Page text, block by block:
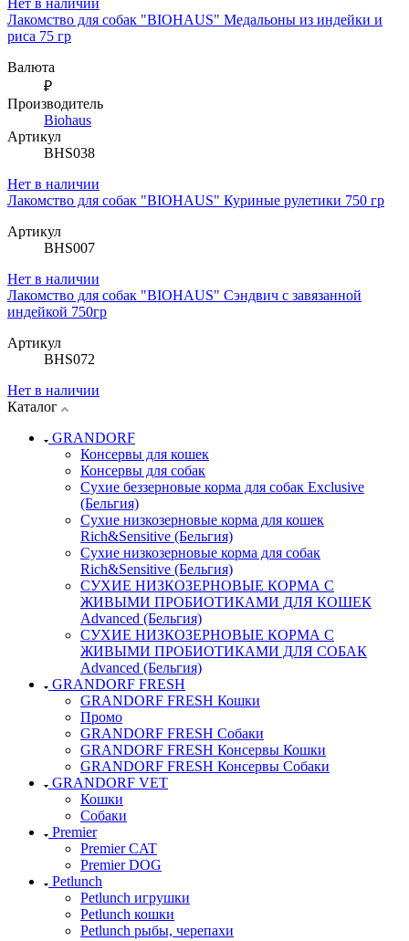
Нет в наличии
Лакомство для собак "BIOHAUS" Медальоны из индейки и
риса 75 гр
Валюта
₽
Производитель
Biohaus
Артикул
BHS038
Нет в наличии
Лакомство для собак "BIOHAUS" Куриные рулетики 750 гр
Артикул
BHS007
Нет в наличии
Лакомство для собак "BIOHAUS" Сэндвич с завязанной
индейкой 750гр
Артикул
BHS072
Нет в наличии
Каталог
GRANDORF
Консервы для кошек
Консервы для собак
Сухие беззерновые корма для собак Exclusive
(Бельгия)
Сухие низкозерновые корма для кошек
Rich&Sensitive (Бельгия)
Сухие низкозерновые корма для собак
Rich&Sensitive (Бельгия)
СУХИЕ НИЗКОЗЕРНОВЫЕ КОРМА С
ЖИВЫМИ ПРОБИОТИКАМИ ДЛЯ КОШЕК
Advanced (Бельгия)
СУХИЕ НИЗКОЗЕРНОВЫЕ КОРМА С
ЖИВЫМИ ПРОБИОТИКАМИ ДЛЯ СОБАК
Advanced (Бельгия)
GRANDORF FRESH
GRANDORF FRESH Кошки
Промо
GRANDORF FRESH Собаки
GRANDORF FRESH Консервы Кошки
GRANDORF FRESH Консервы Собаки
GRANDORF VET
Кошки
Собаки
Premier
Premier CAT
Premier DOG
Petlunch
Petlunch игрушки
Petlunch кошки
Petlunch рыбы, черепахи